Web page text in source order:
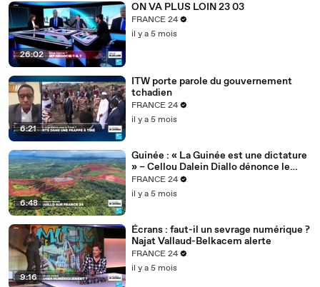
26:02
ON VA PLUS LOIN 23 03
FRANCE 24
il y a 5 mois
6:21
ITW porte parole du gouvernement
tchadien
FRANCE 24
il y a 5 mois
6:48
Guinée : « La Guinée est une dictature
» – Cellou Dalein Diallo dénonce le
régime Doumbouya
FRANCE 24
il y a 5 mois
9:16
Écrans : faut-il un sevrage numérique ?
Najat Vallaud-Belkacem alerte
FRANCE 24
il y a 5 mois